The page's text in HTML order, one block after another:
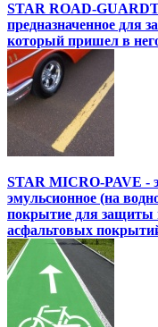
STAR ROAD-
предназначенное для
который пришел в
STAR MICRO-PAVE -
эмульсионное (на
покрытие для защиты
асфальтовых